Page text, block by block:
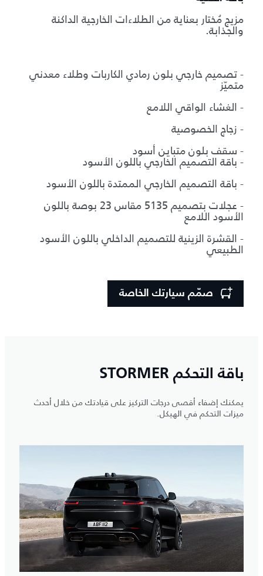
مزيج مُختار بعناية من الطلاءات الخارجية الداكنة
والجذابة.
- تصميم خارجي بلون رمادي الكاربات وطلاء معدني
متميّز
- الغشاء الواقي اللامع
- زجاج الخصوصية
- سقف بلون متباين أسود
- باقة التصميم الخارجي باللون الأسود
- باقة التصميم الخارجي الممتدة باللون الأسود
- عجلات بتصميم 5135 مقاس 23 بوصة باللون
الأسود اللامع
- القشرة الزينية للتصميم الداخلي باللون الأسود
الطبيعي
صمّم سيارتك الخاصة
باقة التحكم STORMER
يمكنك إضفاء أقصى درجات التركيز على قيادتك من خلال أحدث
ميزات التحكم في الهيكل.